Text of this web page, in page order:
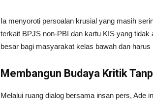
Ia menyoroti persoalan krusial yang masih
terkait BPJS non-PBI dan kartu KIS yang
besar bagi masyarakat kelas bawah dan
Membangun Budaya Kritik
Melalui ruang dialog bersama insan pers, Ade